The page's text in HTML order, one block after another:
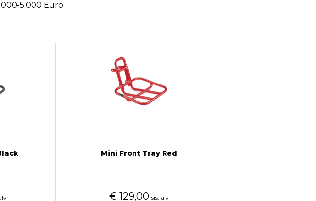
5.000 Euro
Mini Front Tray Red
€ 129,00 sis. alv